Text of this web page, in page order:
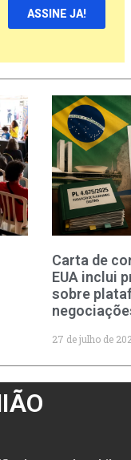
ASSINE JA!
Carta de
EUA inclui
sobre
27 de julho de